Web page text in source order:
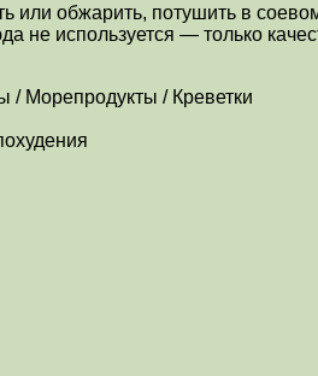
или обжарить, потушить в
не используется — только
/ Морепродукты / Креветки